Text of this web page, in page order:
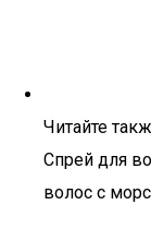
Читайте
Спрей для
волос с